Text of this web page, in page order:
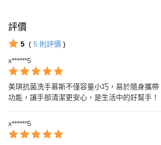
評價
5 ( 5 則評價 )
x******5
美琪抗菌洗手慕斯不僅容量小巧，易於隨身攜
功能，讓手部清潔更安心，是生活中的好幫手！
x******5